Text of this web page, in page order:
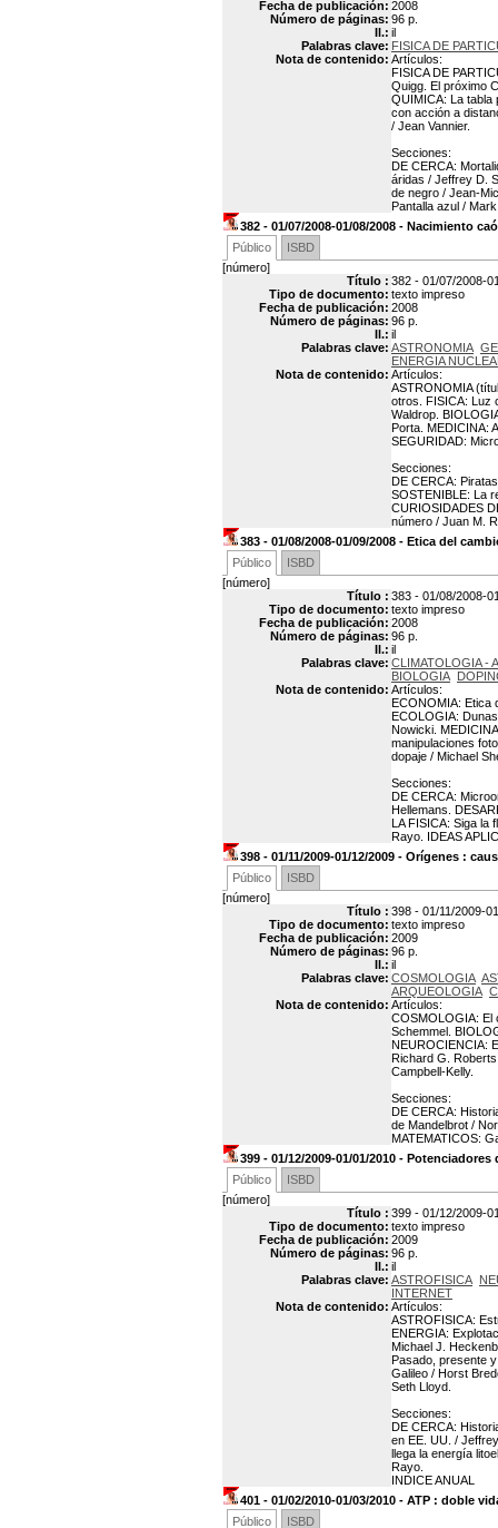
Fecha de publicación: 2008
Número de páginas: 96 p.
Il.: il
Palabras clave: FISICA DE
Nota de contenido: Artículos:
FISICA DE
Quigg. El próximo
QUIMICA: La tabla
con acción a
/ Jean Vannier.
Secciones:
DE CERCA:
áridas / Jeffrey D.
de negro / Jean-
Pantalla azul /
382 - 01/07/2008-01/08/2008 - Nacimiento
Público
ISBD
[número]
Título : 382 - 01/07/2008-
Tipo de documento: texto impreso
Fecha de publicación: 2008
Número de páginas: 96 p.
Il.: il
Palabras clave: ASTRONOMIA
ENERGIA
Nota de contenido: Artículos:
ASTRONOMIA
otros. FISICA: Luz
Waldrop.
Porta. MEDICINA:
SEGURIDAD:
Secciones:
DE CERCA:
SOSTENIBLE: La
CURIOSIDADES
número / Juan M.
383 - 01/08/2008-01/09/2008 - Etica del
Público
ISBD
[número]
Título : 383 - 01/08/2008-
Tipo de documento: texto impreso
Fecha de publicación: 2008
Número de páginas: 96 p.
Il.: il
Palabras clave: CLIMATOLOGIA -
BIOLOGIA
Nota de contenido: Artículos:
ECONOMIA: Etica
ECOLOGIA:
Nowicki.
manipulaciones
dopaje / Michael
Secciones:
DE CERCA:
Hellemans.
LA FISICA: Siga la
Rayo. IDEAS
398 - 01/11/2009-01/12/2009 - Orígenes :
Público
ISBD
[número]
Título : 398 - 01/11/2009-
Tipo de documento: texto impreso
Fecha de publicación: 2009
Número de páginas: 96 p.
Il.: il
Palabras clave: COSMOLOGIA
ARQUEOLOGIA
Nota de contenido: Artículos:
COSMOLOGIA: El
Schemmel.
NEUROCIENCIA:
Richard G.
Campbell-Kelly.
Secciones:
DE CERCA:
de Mandelbrot /
MATEMATICOS:
399 - 01/12/2009-01/01/2010 -
Público
ISBD
[número]
Título : 399 - 01/12/2009-
Tipo de documento: texto impreso
Fecha de publicación: 2009
Número de páginas: 96 p.
Il.: il
Palabras clave: ASTROFISICA
INTERNET
Nota de contenido: Artículos:
ASTROFISICA:
ENERGIA:
Michael J.
Pasado, presente
Galileo / Horst
Seth Lloyd.
Secciones:
DE CERCA:
en EE. UU. /
llega la energía
Rayo.
INDICE ANUAL
401 - 01/02/2010-01/03/2010 - ATP : doble
Público
ISBD